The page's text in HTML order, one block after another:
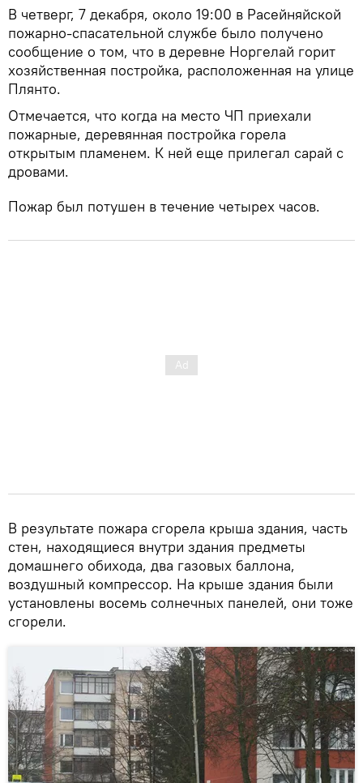
В четверг, 7 декабря, около 19:00 в Расейняйской
пожарно-спасательной службе было получено
сообщение о том, что в деревне Норгелай горит
хозяйственная постройка, расположенная на улице
Плянто.
Отмечается, что когда на место ЧП приехали
пожарные, деревянная постройка горела
открытым пламенем. К ней еще прилегал сарай с
дровами.
Пожар был потушен в течение четырех часов.
В результате пожара сгорела крыша здания, часть
стен, находящиеся внутри здания предметы
домашнего обихода, два газовых баллона,
воздушный компрессор. На крыше здания были
установлены восемь солнечных панелей, они тоже
сгорели.